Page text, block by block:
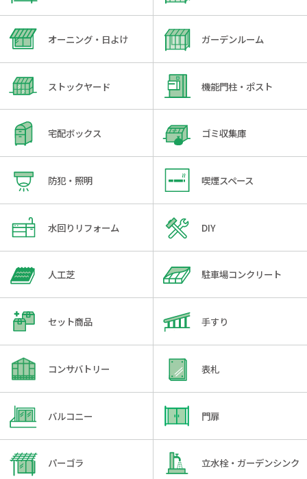
オーニング・日よけ ガーデンルーム
ストックヤード 機能門柱・ポスト
宅配ボックス ゴミ収集庫
防犯・照明 喫煙スペース
水回りリフォーム DIY
人工芝 駐車場コンクリート
セット商品 手すり
コンサバトリー 表札
バルコニー 門扉
パーゴラ 立水栓・ガーデンシンク